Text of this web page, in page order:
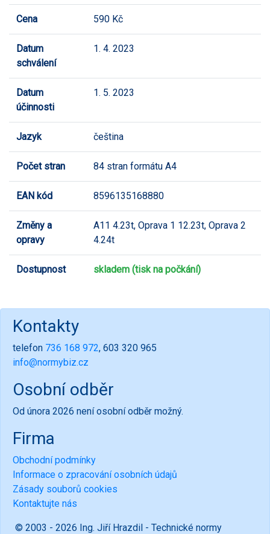
Cena 590 Kč
Datum
schválení
1. 4. 2023
Datum
účinnosti
1. 5. 2023
Jazyk čeština
Počet stran 84 stran formátu A4
EAN kód 8596135168880
Změny a
opravy
A11 4.23t, Oprava 1 12.23t, Oprava 2
4.24t
Dostupnost skladem (tisk na počkání)
Kontakty
telefon 736 168 972, 603 320 965
info@normybiz.cz
Osobní odběr
Od února 2026 není osobní odběr možný.
Firma
Obchodní podmínky
Informace o zpracování osobních údajů
Zásady souborů cookies
Kontaktujte nás
© 2003 - 2026 Ing. Jiří Hrazdil - Technické normy